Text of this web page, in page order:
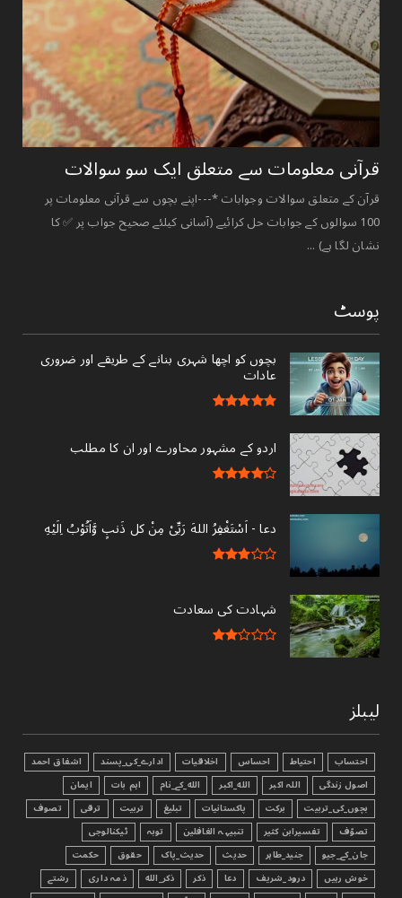
قرآنی ‏معلومات ‏سے ‏متعلق ‏ایک ‏سو ‏سوالات ‏
قرآن کے متعلق سوالات وجوابات *---اپنے بچوں سے قرآنی معلومات پر
100 سوالوں کے جوابات حل کرائیے (آسانی کیلئے صحیح جواب پر ✅ کا
نشان لگا ہے) ...
پوسٹ
بچوں کو اچھا شہری بنانے کے طریقے اور ضروری
عادات
اردو کے مشہور محاورے اور ان کا مطلب
دعا - ‎اَسْتَغْفِرُ اللهَ رَبِّىْ مِنْ کل ذَنبٍ وَّاَتُوْبُ اِلَيْهِ
شہادت کی سعادت
لیبلز
احتساب احتیاط احساس اخلاقیات ادارے_کی_پسند
اشفاق احمد
اصول زندگی
اللہ اکبر الله_اکبر الله_کے_نام اہم بات
ایمان
بچوں_کی_تربیت
برکت پاکستانیات تبليغ تربیت ترقی
تصوف
تصوّف
تفسیرابن کثیر تنبیہہ الغافلین توبہ
ٹیکنالوجی
جان_کے_جیو
جنید_طاہر حدیث حدیث_پاک حقوق
حکمت
خوش رہیں
درود_شریف دعا ذکر ذکر_الله ذمہ داری
رشتے